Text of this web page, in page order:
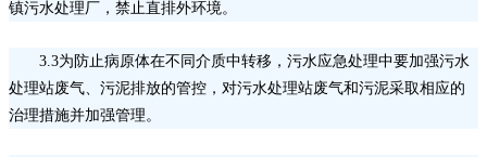
镇污水处理厂，禁止直排外环境。
3.3为防止病原体在不同介质中转移，污水应急处理中要加强污水
处理站废气、污泥排放的管控，对污水处理站废气和污泥采取相应的
治理措施并加强管理。